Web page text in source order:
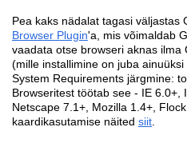
Pea kaks nädalat tagasi väljastas
Browser Plugin'a, mis võimaldab
vaadata otse browseri aknas ilma
(mille installimine on juba
System Requirements järgmine:
Browseritest töötab see - IE 6.0+,
Netscape 7.1+, Mozilla 1.4+,
kaardikasutamise näited siit.